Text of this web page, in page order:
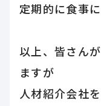
定期的に食事
以上、皆さん
ますが
人材紹介会社